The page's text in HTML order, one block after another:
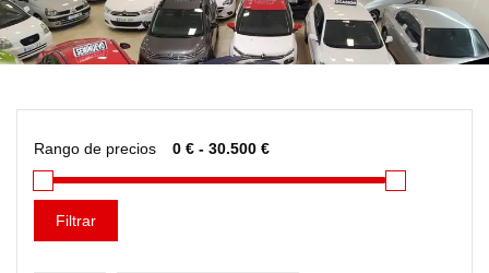
Rango de precios
Filtrar